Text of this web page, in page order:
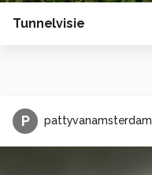
Tunnelvisie
P pattyvanamsterdam